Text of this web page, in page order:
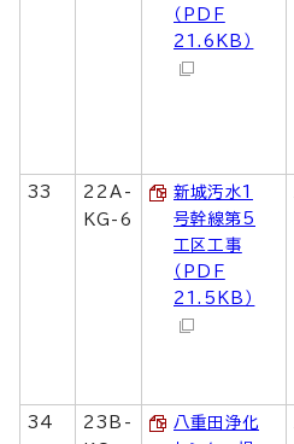
（PDF
21.6KB）
33
22A-
KG-6
新城汚水1
号幹線第5
工区工事
（PDF
21.5KB）
34
23B-
八重田浄化